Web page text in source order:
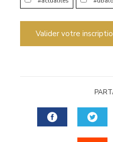
Valider votre
FACEBOOK